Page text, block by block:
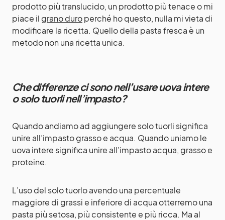
prodotto più translucido, un prodotto più tenace o mi
piace il grano duroperché ho questo, nulla mi vieta di
modificare la ricetta. Quello della pasta fresca è un
metodo non una ricetta unica.
Che differenze ci sono nell’usare uova intere
o solo tuorli nell’impasto?
Quando andiamo ad aggiungere solo tuorli significa
unire all’impasto grasso e acqua. Quando uniamo le
uova intere significa unire all’impasto acqua, grasso e
proteine.
L’uso del solo tuorlo avendo una percentuale
maggiore di grassi e inferiore di acqua otterremo una
pasta più setosa, più consistente e più ricca. Ma al